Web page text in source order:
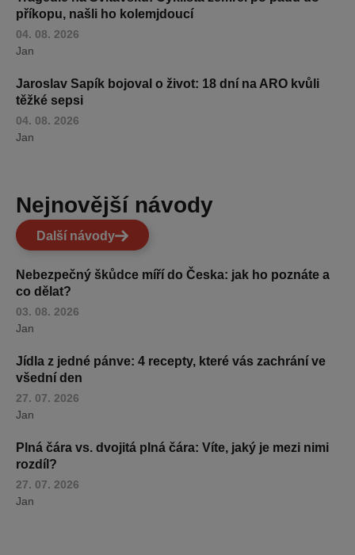
příkopu, našli ho kolemjdoucí
04. 08. 2026
Jan
Jaroslav Sapík bojoval o život: 18 dní na ARO kvůli
těžké sepsi
04. 08. 2026
Jan
Nejnovější návody
Další návody
Nebezpečný škůdce míří do Česka: jak ho poznáte a
co dělat?
03. 08. 2026
Jan
Jídla z jedné pánve: 4 recepty, které vás zachrání ve
všední den
27. 07. 2026
Jan
Plná čára vs. dvojitá plná čára: Víte, jaký je mezi nimi
rozdíl?
27. 07. 2026
Jan